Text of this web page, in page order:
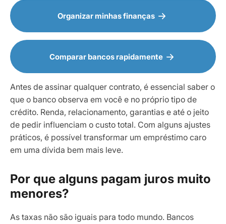
Organizar minhas finanças
Comparar bancos rapidamente
Antes de assinar qualquer contrato, é essencial saber o
que o banco observa em você e no próprio tipo de
crédito. Renda, relacionamento, garantias e até o jeito
de pedir influenciam o custo total. Com alguns ajustes
práticos, é possível transformar um empréstimo caro
em uma dívida bem mais leve.
Por que alguns pagam juros muito
menores?
As taxas não são iguais para todo mundo. Bancos